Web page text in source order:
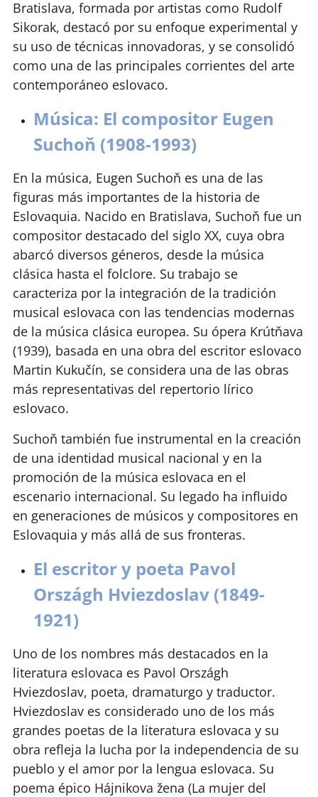
Bratislava, formada por artistas como Rudolf
Sikorak, destacó por su enfoque experimental y
su uso de técnicas innovadoras, y se consolidó
como una de las principales corrientes del arte
contemporáneo eslovaco.
Música: El compositor Eugen
Suchoň (1908-1993)
En la música, Eugen Suchoň es una de las
figuras más importantes de la historia de
Eslovaquia. Nacido en Bratislava, Suchoň fue un
compositor destacado del siglo XX, cuya obra
abarcó diversos géneros, desde la música
clásica hasta el folclore. Su trabajo se
caracteriza por la integración de la tradición
musical eslovaca con las tendencias modernas
de la música clásica europea. Su ópera Krútňava
(1939), basada en una obra del escritor eslovaco
Martin Kukučín, se considera una de las obras
más representativas del repertorio lírico
eslovaco.
Suchoň también fue instrumental en la creación
de una identidad musical nacional y en la
promoción de la música eslovaca en el
escenario internacional. Su legado ha influido
en generaciones de músicos y compositores en
Eslovaquia y más allá de sus fronteras.
El escritor y poeta Pavol
Országh Hviezdoslav (1849-
1921)
Uno de los nombres más destacados en la
literatura eslovaca es Pavol Országh
Hviezdoslav, poeta, dramaturgo y traductor.
Hviezdoslav es considerado uno de los más
grandes poetas de la literatura eslovaca y su
obra refleja la lucha por la independencia de su
pueblo y el amor por la lengua eslovaca. Su
poema épico Hájnikova žena (La mujer del